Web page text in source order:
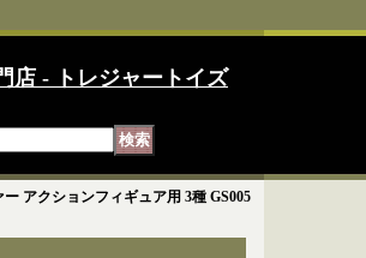
店 - トレジャートイズ
アクションフィギュア用 3種 GS005